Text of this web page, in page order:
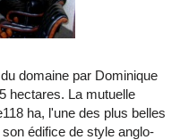
domaine par Dominique
hectares. La mutuelle
ha, l'une des plus belles
édifice de style anglo-